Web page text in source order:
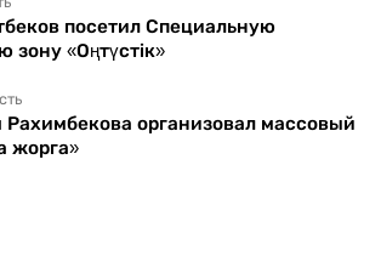
посетил Специальную
зону «Оңтүстік»
Рахимбекова организовал массовый
жорга»